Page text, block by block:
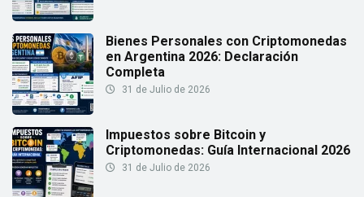
Bienes Personales con Criptomonedas
en Argentina 2026: Declaración
Completa
31 de Julio de 2026
Impuestos sobre Bitcoin y
Criptomonedas: Guía Internacional 2026
31 de Julio de 2026